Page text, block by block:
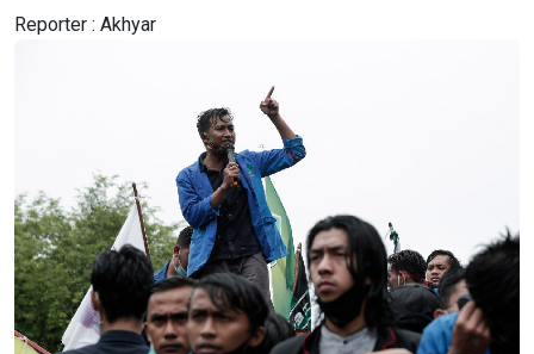
Reporter : Akhyar